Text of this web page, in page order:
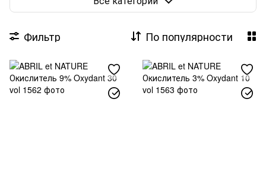
Фильтр По популярности